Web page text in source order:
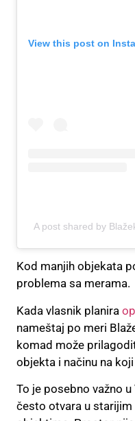
View this post on
A post shared by
Kod manjih objekata
problema sa merama.
Kada vlasnik planira
nameštaj po meri
komad može
objekta i načinu na
To je posebno važno
često otvara u